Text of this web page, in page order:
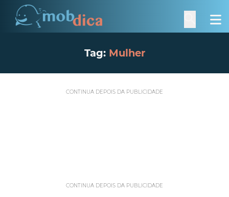
Tag: Mulher
CONTINUA DEPOIS DA PUBLICIDADE
CONTINUA DEPOIS DA PUBLICIDADE